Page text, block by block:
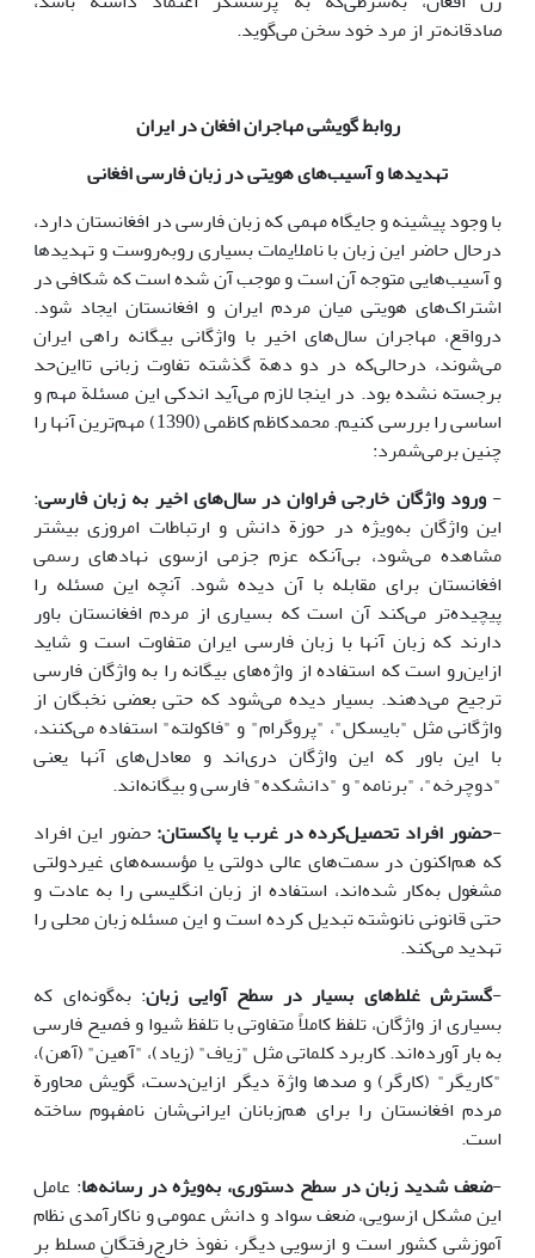
صادقانه‌تر از مرد خود سخن می‌گوید.
روابط گویشی مهاجران افغان‌ در ایران
تهدیدها و آسیب‌های هویتی در زبان فارسی افغانی
با وجود پیشینه و جایگاه مهمی که زبان فارسی در افغانستان دارد،
درحال حاضر این زبان با ناملایمات بسیاری روبه‌روست و تهدیدها
و آسیب‌هایی متوجه آن است و موجب آن شده است که شکافی در
اشتراک‌های هویتی میان مردم ایران و افغانستان ایجاد شود.
درواقع، مهاجران سال‌های اخیر با واژگانی بیگانه راهی ایران
می‌شوند، درحالی‌که در دو دهة گذشته تفاوت زبانی تااین‌حد
برجسته نشده بود. در اینجا لازم می‌آید اندکی این مسئلة مهم و
اساسی را بررسی کنیم. محمدکاظم کاظمی (1390) مهم‌ترین آنها را
چنین برمی‌شمرد:
-ورود واژگان خارجی فراوان در سال‌های اخیر به زبان فارسی:
این واژگان به‌ویژه در حوزة دانش و ارتباطات امروزی بیشتر
مشاهده می‌شود، بی‌آنکه عزم جزمی ازسوی نهادهای رسمی
افغانستان برای مقابله با آن دیده شود. آنچه این مسئله را
پیچیده‌تر می‌کند آن است که بسیاری از مردم افغانستان باور
دارند که زبان آنها با زبان فارسی ایران متفاوت است و شاید
ازاین‌رو است که استفاده از واژه‌های بیگانه را به واژگان فارسی
ترجیح می‌دهند. بسیار دیده می‌شود که حتی بعضی نخبگان از
واژگانی مثل "بایسکل"، "پروگرام" و "فاکولته" استفاده می‌کنند،
با این باور که این‌ واژگان دری‌اند و معادل‌های آنها یعنی
"دوچرخه"، "برنامه" و "دانشکده" فارسی و بیگانه‌اند.
-حضور افراد تحصیل‌کرده در غرب یا پاکستان:حضور این افراد
که هم‌اکنون در سمت‌های عالی دولتی یا مؤسسه‌های غیردولتی
مشغول به‌کار شده‌اند، استفاده از زبان انگلیسی را به عادت و
حتی قانونی نانوشته تبدیل کرده‌ است و این مسئله زبان محلی را
تهدید می‌کند.
-گسترش غلط‌های بسیار در سطح آوایی زبان: به‌گونه‌ای که
بسیاری از واژگان، تلفظ کاملاً متفاوتی با تلفظ شیوا و فصیح فارسی
به بار آورده‌اند. کاربرد کلماتی مثل "زیاف" (زیاد)، "آهین" (آهن)،
"کاریگر" (کارگر) و صدها واژة دیگر ازاین‌دست، گویش محاورة
مردم افغانستان را برای هم‌زبانان ایرانی‌شان نامفهوم ساخته‌
است.
-ضعف شدید زبان در سطح دستوری، به‌ویژه در رسانه‌ها: عامل
این مشکل ازسویی، ضعف سواد و دانش عمومی و ناکارآمدی نظام
آموزشی کشور است و ازسویی دیگر، نفوذ خارج‌رفتگانِ مسلط بر